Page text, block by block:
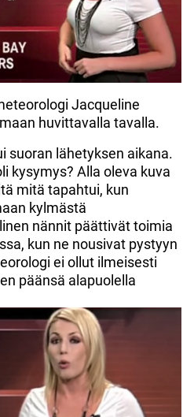
Jacqueline
huvittavalla tavalla.
suoran lähetyksen aikana.
kysymys? Alla oleva kuva
mitä tapahtui, kun
kylmästä
nännit päättivät toimia
kun ne nousivat pystyyn
ei ollut ilmeisesti
päänsä alapuolella